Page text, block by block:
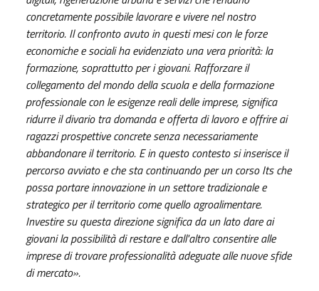
concretamente possibile lavorare e vivere nel nostro
territorio. Il confronto avuto in questi mesi con le forze
economiche e sociali ha evidenziato una vera priorità: la
formazione, soprattutto per i giovani. Rafforzare il
collegamento del mondo della scuola e della formazione
professionale con le esigenze reali delle imprese, significa
ridurre il divario tra domanda e offerta di lavoro e offrire ai
ragazzi prospettive concrete senza necessariamente
abbandonare il territorio. E in questo contesto si inserisce il
percorso avviato e che sta continuando per un corso Its che
possa portare innovazione in un settore tradizionale e
strategico per il territorio come quello agroalimentare.
Investire su questa direzione significa da un lato dare ai
giovani la possibilità di restare e dall'altro consentire alle
imprese di trovare professionalità adeguate alle nuove sfide
di mercato».